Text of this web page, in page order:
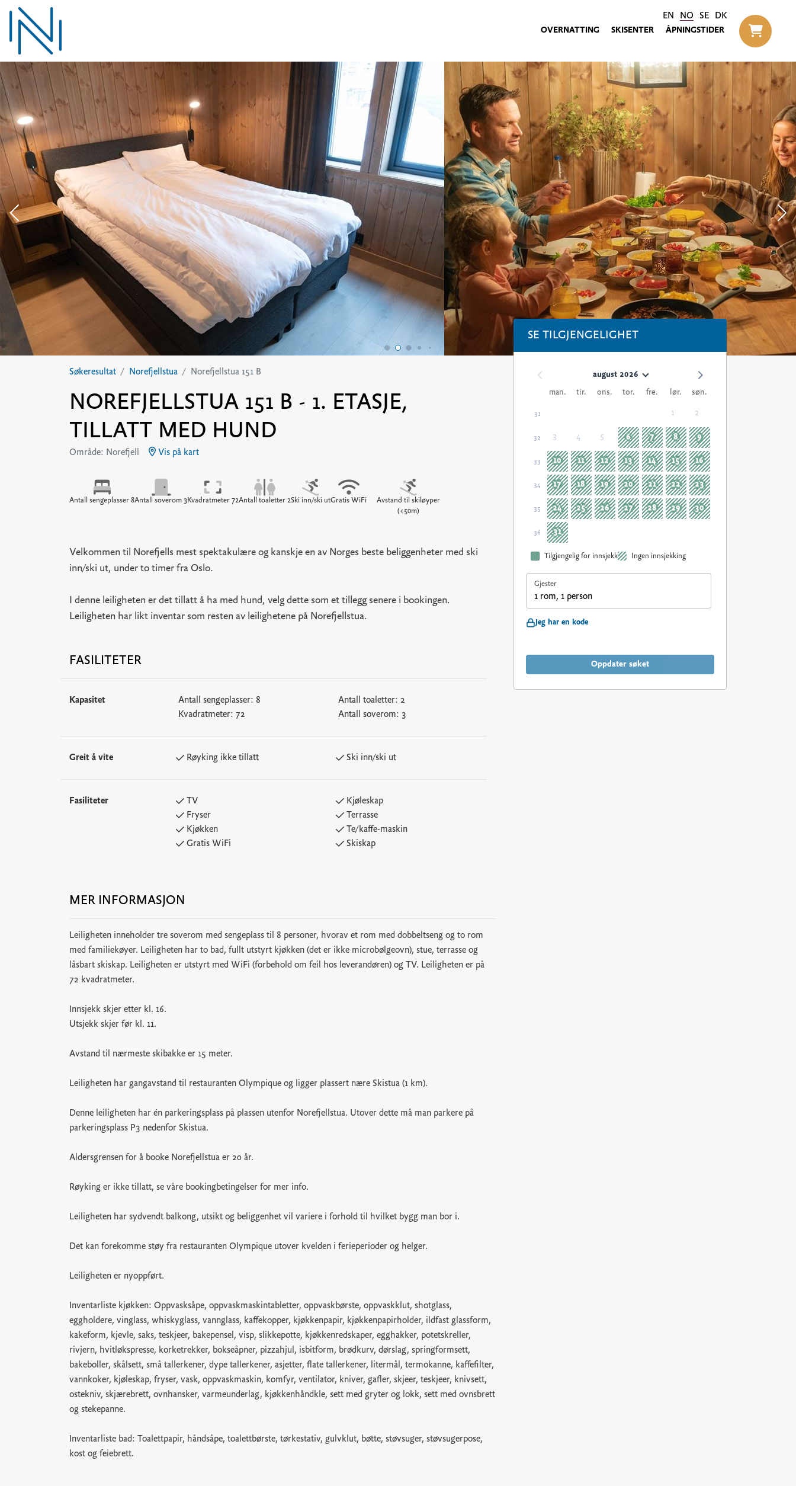
EN NO SE DK
OVERNATTING SKISENTER ÅPNINGSTIDER
Til
Søkeresultat Norefjellstua Norefjellstua 151 B
NOREFJELLSTUA 151 B - 1. ETASJE,
TILLATT MED HUND
Område: Norefjell Vis på kart
Antall sengeplasser 8Antall soverom 3Kvadratmeter 72Antall toaletter 2Ski inn/ski utGratis WiFi
Avstand til skiløyper
(<50m)
Velkommen til Norefjells mest spektakulære og kanskje en av Norges beste beliggenheter med ski
inn/ski ut, under to timer fra Oslo.
I denne leiligheten er det tillatt å ha med hund, velg dette som et tillegg senere i bookingen.
Leiligheten har likt inventar som resten av leilighetene på Norefjellstua.
FASILITETER
Kapasitet Antall sengeplasser: 8 Antall toaletter: 2
Kvadratmeter: 72 Antall soverom: 3
Greit å vite Røyking ikke tillatt Ski inn/ski ut
Fasiliteter TV
Kjøleskap
Fryser
Terrasse
Kjøkken
Te/kaffe-maskin
Gratis WiFi
Skiskap
MER INFORMASJON
Leiligheten inneholder tre soverom med sengeplass til 8 personer, hvorav et rom med dobbeltseng og to rom
med familiekøyer. Leiligheten har to bad, fullt utstyrt kjøkken (det er ikke microbølgeovn), stue, terrasse og
låsbart skiskap. Leiligheten er utstyrt med WiFi (forbehold om feil hos leverandøren) og TV. Leiligheten er på
72 kvadratmeter.
Innsjekk skjer etter kl. 16.
Utsjekk skjer før kl. 11.
Avstand til nærmeste skibakke er 15 meter.
Leiligheten har gangavstand til restauranten Olympique og ligger plassert nære Skistua (1 km).
Denne leiligheten har én parkeringsplass på plassen utenfor Norefjellstua. Utover dette må man parkere på
parkeringsplass P3 nedenfor Skistua.
Aldersgrensen for å booke Norefjellstua er 20 år.
Røyking er ikke tillatt, se våre bookingbetingelser for mer info.
Leiligheten har sydvendt balkong, utsikt og beliggenhet vil variere i forhold til hvilket bygg man bor i.
Det kan forekomme støy fra restauranten Olympique utover kvelden i ferieperioder og helger.
Leiligheten er nyoppført.
Inventarliste kjøkken: Oppvasksåpe, oppvaskmaskintabletter, oppvaskbørste, oppvaskklut, shotglass,
eggholdere, vinglass, whiskyglass, vannglass, kaffekopper, kjøkkenpapir, kjøkkenpapirholder, ildfast glassform,
kakeform, kjevle, saks, teskjeer, bakepensel, visp, slikkepotte, kjøkkenredskaper, egghakker, potetskreller,
rivjern, hvitløkspresse, korketrekker, bokseåpner, pizzahjul, isbitform, brødkurv, dørslag, springformsett,
bakeboller, skålsett, små tallerkener, dype tallerkener, asjetter, flate tallerkener, litermål, termokanne, kaffefilter,
vannkoker, kjøleskap, fryser, vask, oppvaskmaskin, komfyr, ventilator, kniver, gafler, skjeer, teskjeer, knivsett,
ostekniv, skjærebrett, ovnhansker, varmeunderlag, kjøkkenhåndkle, sett med gryter og lokk, sett med ovnsbrett
og stekepanne.
Inventarliste bad: Toalettpapir, håndsåpe, toalettbørste, tørkestativ, gulvklut, bøtte, støvsuger, støvsugerpose,
kost og feiebrett.
SE TILGJENGELIGHET
august 2026
man.
tir. ons. tor. fre. lør. søn.
31 1 2
32 3 4 5 6 7 8 9
33 10 11 12 13 14 15 16
34 17 18 19 20 21 22 23
35 24 25 26 27 28 29 30
36 31
Tilgjengelig for innsjekk Ingen innsjekking
Gjester
1 rom, 1 person
Jeg har en kode
Oppdater søket